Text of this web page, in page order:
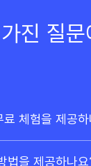
진 질
료 체험을 제공
을 제공하지 않
Ahrefs Free 에
법을 제공하나